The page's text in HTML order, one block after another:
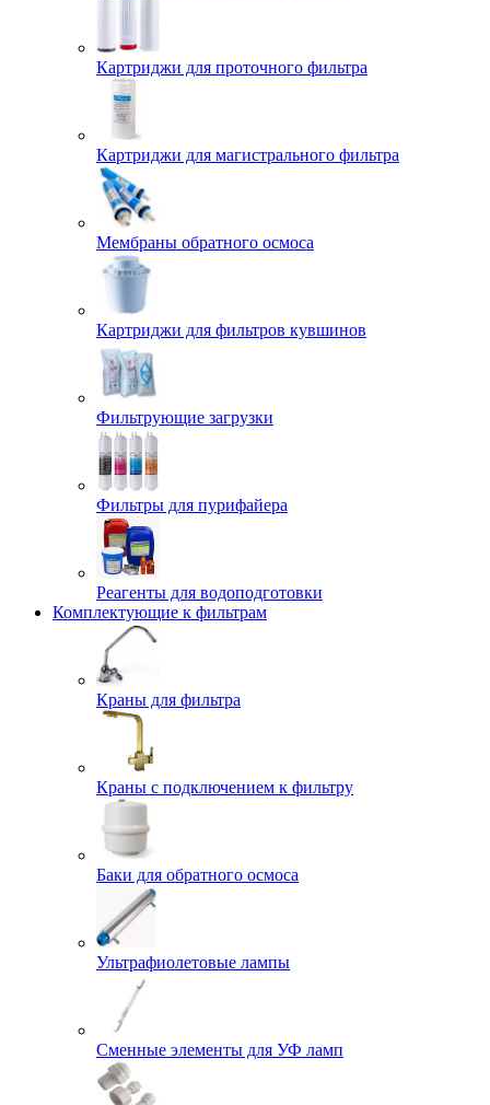
Картриджи для проточного фильтра
Картриджи для магистрального фильтра
Мембраны обратного осмоса
Картриджи для фильтров кувшинов
Фильтрующие загрузки
Фильтры для пурифайера
Реагенты для водоподготовки
Комплектующие к фильтрам
Краны для фильтра
Краны с подключением к фильтру
Баки для обратного осмоса
Ультрафиолетовые лампы
Сменные элементы для УФ ламп